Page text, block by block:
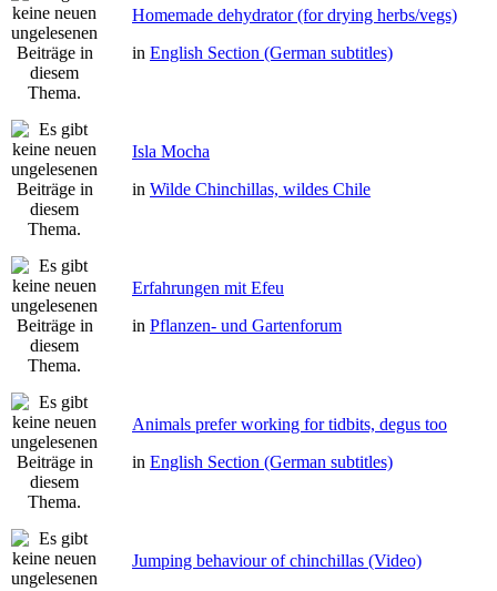
Homemade dehydrator (for drying herbs/vegs)
in English Section (German subtitles)
Isla Mocha
in Wilde Chinchillas, wildes Chile
Erfahrungen mit Efeu
in Pflanzen- und Gartenforum
Animals prefer working for tidbits, degus too
in English Section (German subtitles)
Jumping behaviour of chinchillas (Video)